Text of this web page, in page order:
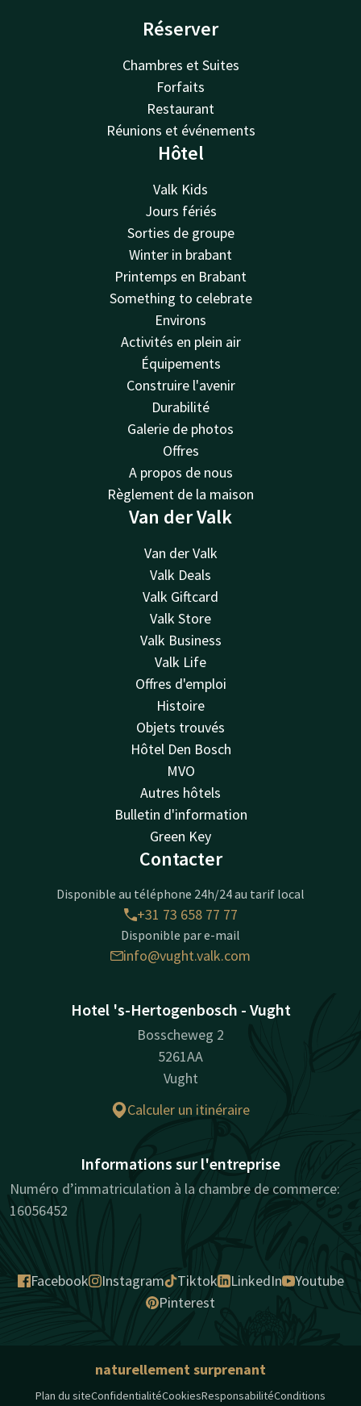
Réserver
Chambres et Suites
Forfaits
Restaurant
Réunions et événements
Hôtel
Valk Kids
Jours fériés
Sorties de groupe
Winter in brabant
Printemps en Brabant
Something to celebrate
Environs
Activités en plein air
Équipements
Construire l'avenir
Durabilité
Galerie de photos
Offres
A propos de nous
Règlement de la maison
Van der Valk
Van der Valk
Valk Deals
Valk Giftcard
Valk Store
Valk Business
Valk Life
Offres d'emploi
Histoire
Objets trouvés
Hôtel Den Bosch
MVO
Autres hôtels
Bulletin d'information
Green Key
Contacter
Disponible au téléphone 24h/24 au tarif local
+31 73 658 77 77
Disponible par e-mail
info@vught.valk.com
Hotel 's-Hertogenbosch - Vught
Bosscheweg 2
5261AA
Vught
Calculer un itinéraire
Informations sur l'entreprise
Numéro d’immatriculation à la chambre de commerce:
16056452
Facebook Instagram Tiktok LinkedIn
Youtube
Pinterest
naturellement surprenant
Plan du siteConfidentialitéCookiesResponsabilitéConditions